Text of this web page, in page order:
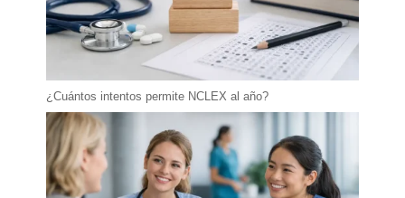
¿Cuántos intentos permite NCLEX al año?